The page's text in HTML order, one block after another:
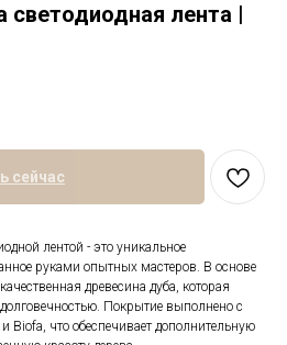
светодиодная лента |
сейчас
лентой - это уникальное
руками опытных мастеров. В основе
древесина дуба, которая
Покрытие выполнено с
Biofa, что обеспечивает дополнительную